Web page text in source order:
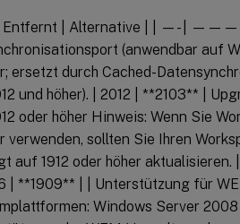
| Entfernt | Alternative | | —- |
(anwendbar auf
ersetzt durch Cached-
und höher). | 2012 | **2103** |
oder höher Hinweis: Wenn Sie
verwenden, sollten Sie Ihren
auf 1912 oder höher
| **1909** | | Unterstützung für
Windows Server 2008